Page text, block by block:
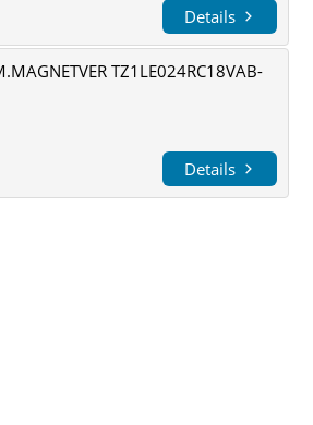
Details
TZ1LE024RC18VAB-
Details